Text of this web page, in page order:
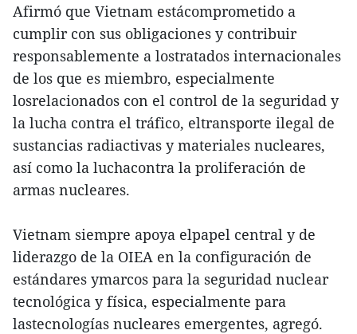
Afirmó que Vietnam estácomprometido a
cumplir con sus obligaciones y contribuir
responsablemente a lostratados internacionales
de los que es miembro, especialmente
losrelacionados con el control de la seguridad y
la lucha contra el tráfico, eltransporte ilegal de
sustancias radiactivas y materiales nucleares,
así como la luchacontra la proliferación de
armas nucleares.
Vietnam siempre apoya elpapel central y de
liderazgo de la OIEA en la configuración de
estándares ymarcos para la seguridad nuclear
tecnológica y física, especialmente para
lastecnologías nucleares emergentes, agregó.